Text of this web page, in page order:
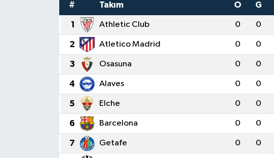
# Takım O G
1 Athletic Club 0 0
2 Atletico Madrid 0 0
3 Osasuna 0 0
4 Alaves 0 0
5 Elche 0 0
6 Barcelona 0 0
7 Getafe 0 0